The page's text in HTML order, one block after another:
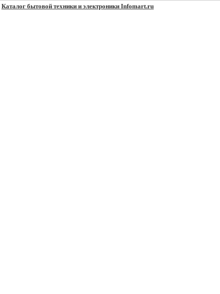
Каталог бытовой техники и электроники Infomart.ru